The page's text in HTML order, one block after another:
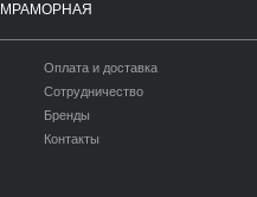
МРАМОРНАЯ
Оплата и доставка
Сотрудничество
Бренды
Контакты